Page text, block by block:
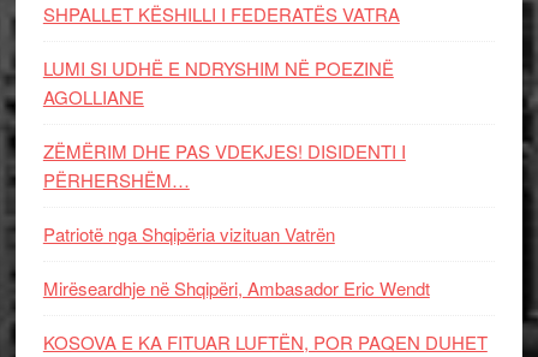
SHPALLET KËSHILLI I FEDERATËS VATRA
LUMI SI UDHË E NDRYSHIM NË POEZINË
AGOLLIANE
ZËMËRIM DHE PAS VDEKJES! DISIDENTI I
PËRHERSHËM…
Patriotë nga Shqipëria vizituan Vatrën
Mirëseardhje në Shqipëri, Ambasador Eric Wendt
KOSOVA E KA FITUAR LUFTËN, POR PAQEN DUHET